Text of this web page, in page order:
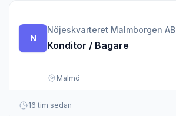
N
Nöjeskvarteret Malmborgen AB
Konditor / Bagare
Malmö
16 tim sedan